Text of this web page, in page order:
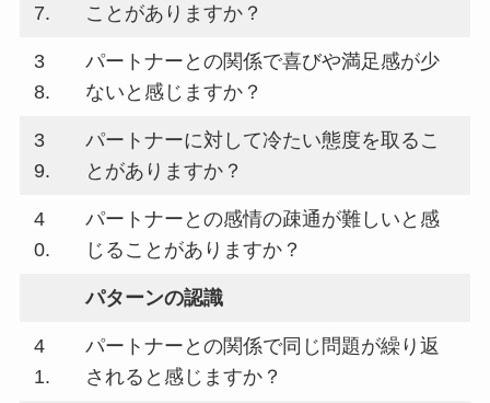
7.
ことがありますか？
3
8.
パートナーとの関係で喜びや満足感が少
ないと感じますか？
3
9.
パートナーに対して冷たい態度を取るこ
とがありますか？
4
0.
パートナーとの感情の疎通が難しいと感
じることがありますか？
パターンの認識
4
1.
パートナーとの関係で同じ問題が繰り返
されると感じますか？